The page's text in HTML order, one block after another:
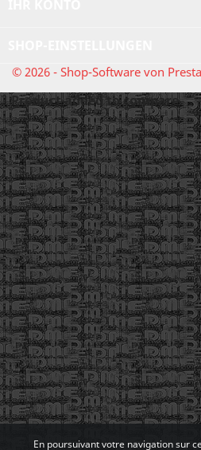
© 2026 - Shop-Software von
Product added to compare.
En poursuivant votre navigation sur